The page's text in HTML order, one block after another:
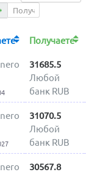
Получаете
31685.5
Любой
банк RUB
31070.5
Любой
банк RUB
30567.8